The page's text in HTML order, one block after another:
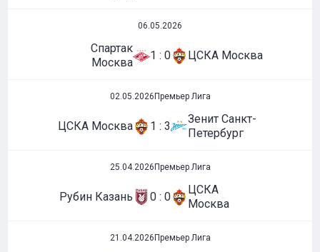
06.05.2026
Спартак
Москва
1 : 0 ЦСКА Москва
02.05.2026 Премьер Лига
ЦСКА Москва 1 : 3
Зенит Санкт-
Петербург
25.04.2026 Премьер Лига
Рубин Казань 0 : 0
ЦСКА
Москва
21.04.2026 Премьер Лига